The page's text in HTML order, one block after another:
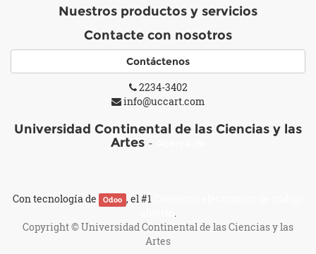
Nuestros productos y servicios
Contacte con nosotros
Contáctenos
2234-3402
info@uccart.com
Universidad Continental de las Ciencias y las
Artes -
Con tecnología de Odoo , el #1
.
Copyright ©Universidad Continental de las Ciencias y las
Artes